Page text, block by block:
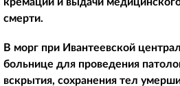
смерти.
В морг при Ивантеевской
больнице для проведения
вскрытия, сохранения тел